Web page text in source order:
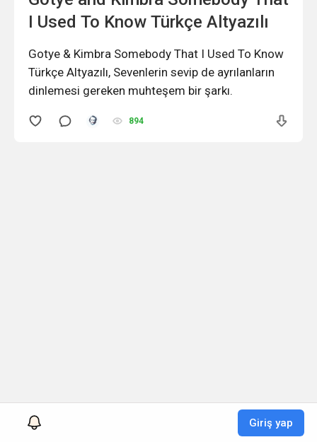
Giriş yap
I Used To Know Türkçe Altyazılı
Gotye & Kimbra Somebody That I Used To Know
Türkçe Altyazılı, Sevenlerin sevip de ayrılanların
dinlemesi gereken muhteşem bir şarkı.
894